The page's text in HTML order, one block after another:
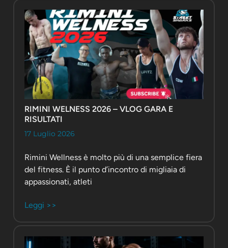
RIMINI WELNESS 2026 – VLOG GARA E
RISULTATI
17 Luglio 2026
Rimini Wellness è molto più di una semplice fiera
del fitness. È il punto d’incontro di migliaia di
appassionati, atleti
Leggi >>